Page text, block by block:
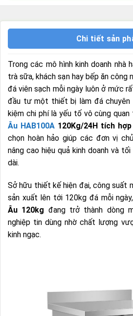
Chi tiết sản
Trong các mô hình kinh doanh nhà
trà sữa, khách sạn hay bếp ăn công
đá viên sạch mỗi ngày luôn ở mức
đầu tư một thiết bị làm đá chuyên
kiệm chi phí là yếu tố vô cùng quan
Âu HAB100A 120Kg/24H tích
chọn hoàn hảo giúp các đơn vị
nâng cao hiệu quả kinh doanh và
dài.
Sở hữu thiết kế hiện đại, công suất
sản xuất lên tới 120kg đá mỗi ngày,
Âu 120kg đang trở thành dòng
nghiệp tin dùng nhờ chất lượng
kinh ngạc.